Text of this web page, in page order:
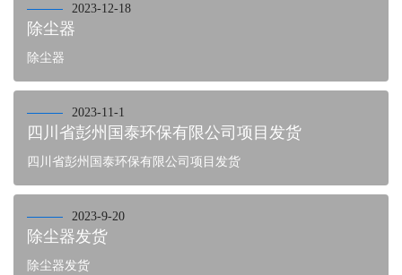
2023-12-18
除尘器
除尘器
2023-11-1
四川省彭州国泰环保有限公司项目发货
四川省彭州国泰环保有限公司项目发货
2023-9-20
除尘器发货
除尘器发货